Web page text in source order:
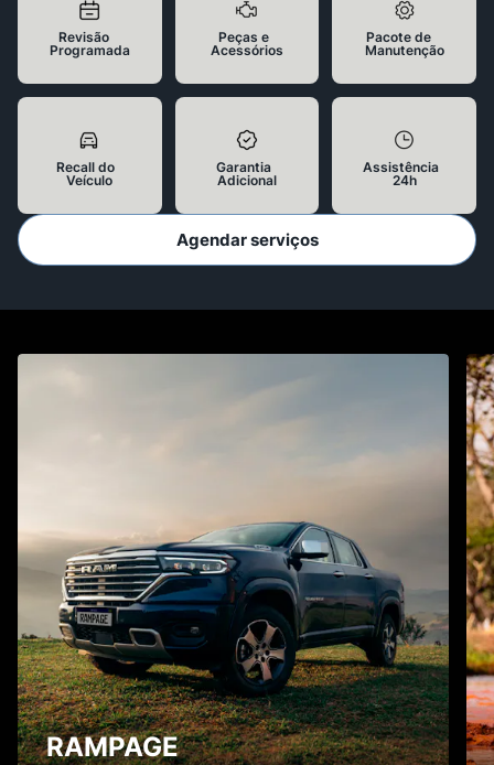
Revisão
Programada
Peças e
Acessórios
Pacote de
Manutenção
Recall do
Veículo
Garantia
Adicional
Assistência
24h
Agendar serviços
RAMPAGE